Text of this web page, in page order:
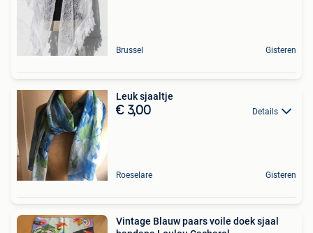
Brussel Gisteren
Leuk sjaaltje
€ 3,00 Details
Roeselare Gisteren
Vintage Blauw paars voile doek sjaal